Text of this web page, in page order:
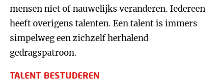
mensen niet of nauwelijks veranderen. Iedereen
heeft overigens talenten. Een talent is immers
simpelweg een zichzelf herhalend
gedragspatroon.
TALENT BESTUDEREN